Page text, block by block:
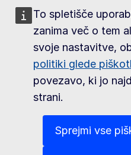
To spletišče
zanima več o tem
svoje nastavitve,
politiki glede
povezavo, ki jo
strani.
Sprejmi vse